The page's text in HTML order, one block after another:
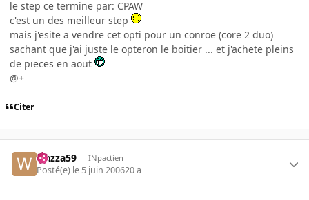
le step ce termine par: CPAW
c'est un des meilleur step
mais j'esite a vendre cet opti pour un conroe (core 2 duo)
sachant que j'ai juste le opteron le boitier ... et j'achete pleins
de pieces en aout
@+
Citer
wazza59 INpactien
Posté(e) le 5 juin 200620 a